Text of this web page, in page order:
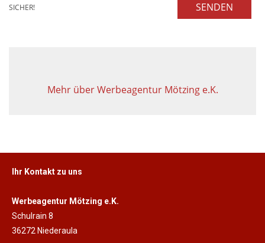
SICHER! SENDEN
Mehr über Werbeagentur Mötzing e.K.
Ihr Kontakt zu uns
Werbeagentur Mötzing e.K.
Schulrain 8
36272 Niederaula